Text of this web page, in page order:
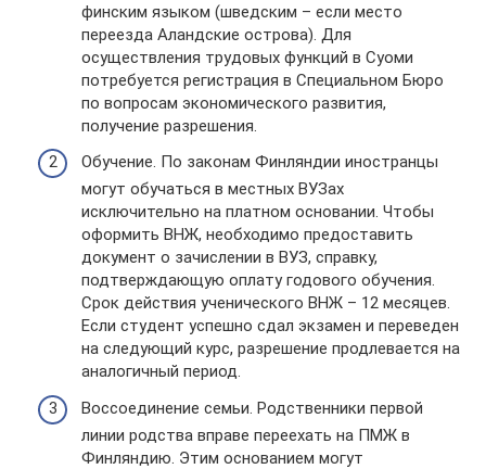
финским языком (шведским – если место
переезда Аландские острова). Для
осуществления трудовых функций в Суоми
потребуется регистрация в Специальном Бюро
по вопросам экономического развития,
получение разрешения.
Обучение. По законам Финляндии иностранцы
могут обучаться в местных ВУЗах
исключительно на платном основании. Чтобы
оформить ВНЖ, необходимо предоставить
документ о зачислении в ВУЗ, справку,
подтверждающую оплату годового обучения.
Срок действия ученического ВНЖ – 12 месяцев.
Если студент успешно сдал экзамен и переведен
на следующий курс, разрешение продлевается на
аналогичный период.
Воссоединение семьи. Родственники первой
линии родства вправе переехать на ПМЖ в
Финляндию. Этим основанием могут